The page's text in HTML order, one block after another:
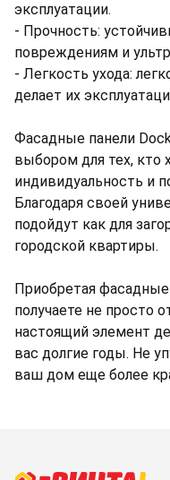
эксплуатации.
- Прочность:
повреждениям и
- Легкость ухода:
делает их
Фасадные панели
выбором для тех, кто
индивидуальность и
Благодаря своей
подойдут как для
городской квартиры.
Приобретая
получаете не просто
настоящий элемент
вас долгие годы. Не
ваш дом еще более